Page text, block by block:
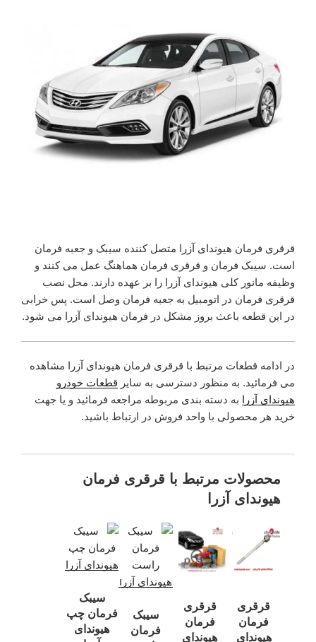
قرقری فرمان هیوندای آزرا متصل کننده سیبک و جعبه فرمان
است. سیبک فرمان و قرقری فرمان هماهنگ عمل می کنند و
وظیفه مانور کلی هیوندای آزرا را بر عهده دارند. محل نصب
قرقری فرمان در اتومبیل به جعبه فرمان وصل است. پس خرابی
در این قطعه باعث بروز مشکل در فرمان هیوندای آزرا می شود.
در ادامه قطعات مرتبط با قرقری فرمان هیوندای آزرا مشاهده
می فرمائید. به منظور دسترسی به سایر قطعات خودرو
هیوندای آزرا به دسته بندی مربوطه مراجعه فرمائید و یا جهت
خرید هر محصولی با واحد فروش در ارتباط باشید.
محصولات مرتبط با قرقری فرمان
هیوندای آزرا
قرقری
فرمان
هیوندای
قرقری
فرمان
هیوندای
سیبک
فرمان
سیبک
فرمان چپ
هیوندای